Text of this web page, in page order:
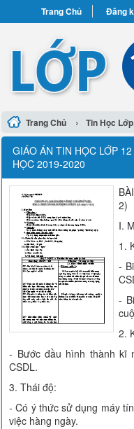
Trang Chủ Đăng
Trang Chủ › Tin Học
GIÁO ÁN TIN HỌC LỚP
HỌC 2019-2020
2)
I.
1.
-
-
2.
- Bước đầu hình thành kĩ
CSDL.
3. Thái độ:
- Có ý thức sử dụng máy
việc hàng ngày.